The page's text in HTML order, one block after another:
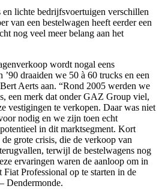
lichte bedrijfsvoertuigen verschillen
van een bestelwagen heeft eerder een
nog veel meer belang aan het
wordt nogal eens
’90 draaiden we 50 à 60 trucks en een
Aerts aan. “Rond 2005 werden we
een merk dat onder GAZ Group viel,
vestigingen te verkopen. Daar was niet
nodig en we zijn toen echt
in dit marktsegment. Kort
grote crisis, die de verkoop van
terwijl de bestelwagens nog
ervaringen waren de aanloop om in
Professional op te starten in de
Dendermonde.